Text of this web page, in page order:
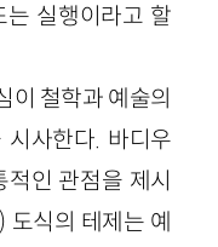
는 실행이라고 할
이 철학과 예술의
사한다. 바디우
인 관점을 제시
도식의 테제는 예